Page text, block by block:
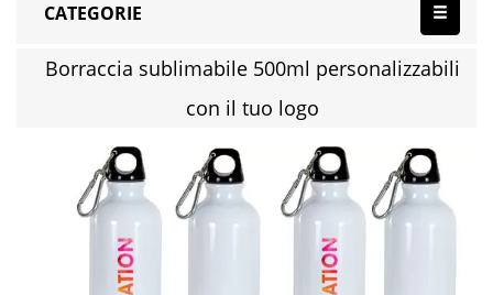
CATEGORIE
Borraccia sublimabile 500ml personalizzabili
con il tuo logo